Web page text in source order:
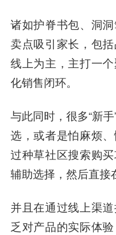
诸如护脊书包、洞
卖点吸引家长，包
线上为主，主打一
化销售闭环。
与此同时，很多“新
选，或者是怕麻烦
过种草社区搜索购
辅助选择，然后直接
并且在通过线上渠
乏对产品的实际体